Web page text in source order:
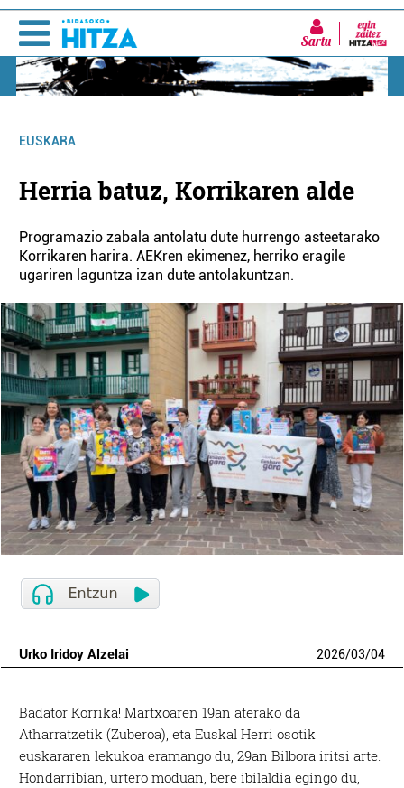
Sartu
EUSKARA
Herria batuz, Korrikaren alde
Programazio zabala antolatu dute hurrengo asteetarako
Korrikaren harira. AEKren ekimenez, herriko eragile
ugariren laguntza izan dute antolakuntzan.
Urko Iridoy Alzelai 2026/03/04
Badator Korrika! Martxoaren 19an aterako da
Atharratzetik (Zuberoa), eta Euskal Herri osotik
euskararen lekukoa eramango du, 29an Bilbora iritsi arte.
Hondarribian, urtero moduan, bere ibilaldia egingo du,